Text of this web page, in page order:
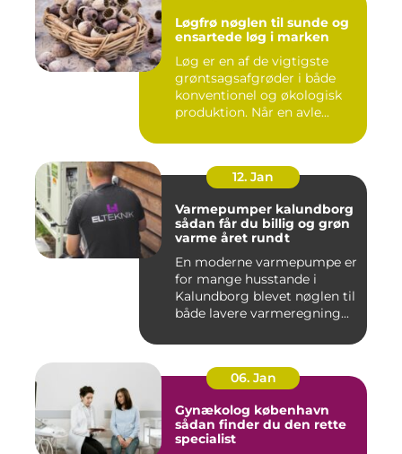
Løgfrø nøglen til sunde og
ensartede løg i marken
Løg er en af de vigtigste
grøntsagsafgrøder i både
konventionel og økologisk
produktion. Når en avle...
12. Jan
Varmepumper kalundborg
sådan får du billig og grøn
varme året rundt
En moderne varmepumpe er
for mange husstande i
Kalundborg blevet nøglen til
både lavere varmeregning...
06. Jan
Gynækolog københavn
sådan finder du den rette
specialist